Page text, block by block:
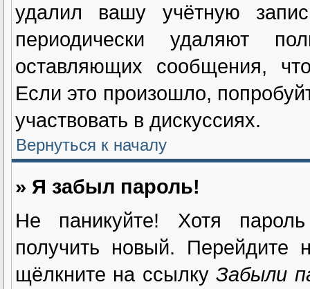
удалил вашу учётную
периодически удаляют
оставляющих сообщения,
Если это произошло,
участвовать в дискуссиях.
Вернуться к началу
» Я забыл пароль!
Не паникуйте! Хотя
получить новый. Перейдите
щёлкните на ссылкуЗабыли